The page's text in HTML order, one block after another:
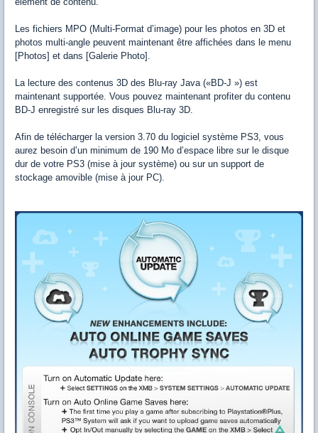
Les fichiers MPO (Multi-Format d’image) pour les photos en 3D et
photos multi-angle peuvent maintenant être affichées dans le menu
[Photos] et dans [Galerie Photo].
La lecture des contenus 3D des Blu-ray Java («BD-J ») est
maintenant supportée. Vous pouvez maintenant profiter du contenu
BD-J enregistré sur les disques Blu-ray 3D.
Afin de télécharger la version 3.70 du logiciel système PS3, vous
aurez besoin d’un minimum de 190 Mo d’espace libre sur le disque
dur de votre PS3 (mise à jour système) ou sur un support de
stockage amovible (mise à jour PC).